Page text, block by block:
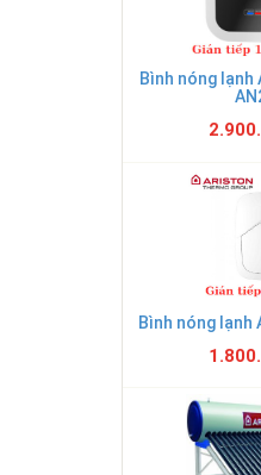
Bình nóng
Bình nóng lạnh